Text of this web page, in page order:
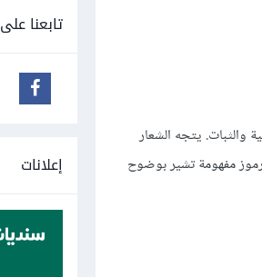
والثبات. يتجه الشعار
رموز مفهومة تشير بوضوح
تابعنا على
إعلانات